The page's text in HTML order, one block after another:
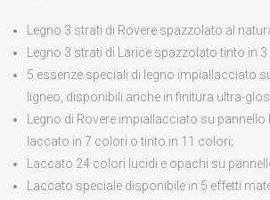
Legno 3 strati di Rovere spazzolato al
Legno 3 strati di Larice spazzolato tinto in 3
5 essenze speciali di legno impiallacciato
ligneo, disponibili anche in finitura ultra-
Legno di Rovere impiallacciato su pannello
laccato in 7 colori o tinto in 11 colori;
Laccato 24 colori lucidi e opachi su
Laccato speciale disponibile in 5 effetti